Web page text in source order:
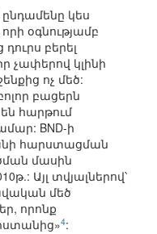
կես
օգնությամբ
բերել
չափերով կլինի
ոչ մեծ:
բացերն
հարթում
BND-ի
հարստացման
մասին
Այլ տվյալներով՝
մեծ
որոնք
4: